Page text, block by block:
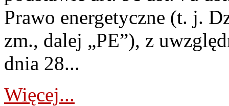
Prawo energetyczne (t. j.
zm., dalej „PE”), z
dnia 28...
Więcej...